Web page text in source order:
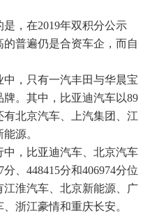
，在2019年双积分公示
普遍仍是合资车企，而自
，只有一汽丰田与华晨宝
。其中，比亚迪汽车以89
有北京汽车、上汽集团、江
源。
，比亚迪汽车、北京汽车
、448415分和406974分位
淮汽车、北京新能源、广
浙江豪情和重庆长安。